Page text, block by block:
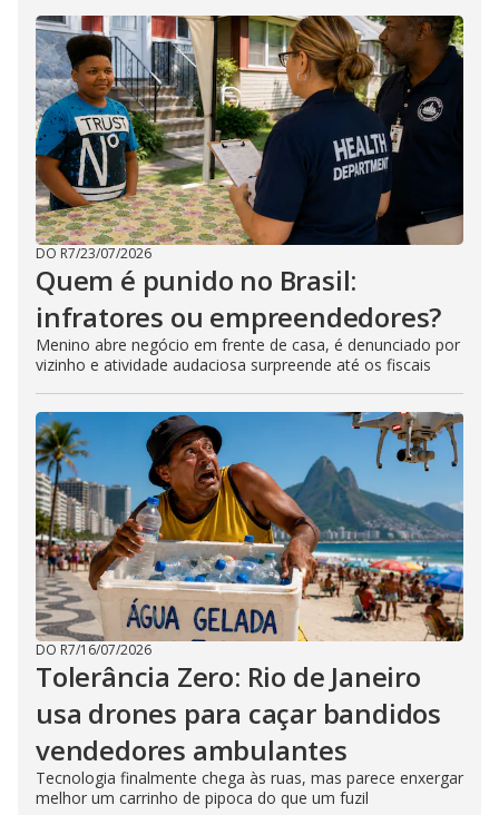
DO R7/23/07/2026
Quem é punido no Brasil:
infratores ou empreendedores?
Menino abre negócio em frente de casa, é denunciado por
vizinho e atividade audaciosa surpreende até os fiscais
DO R7/16/07/2026
Tolerância Zero: Rio de Janeiro
usa drones para caçar bandidos
vendedores ambulantes
Tecnologia finalmente chega às ruas, mas parece enxergar
melhor um carrinho de pipoca do que um fuzil